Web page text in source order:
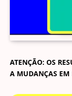
ATENÇÃO: OS
A MUDANÇAS EM